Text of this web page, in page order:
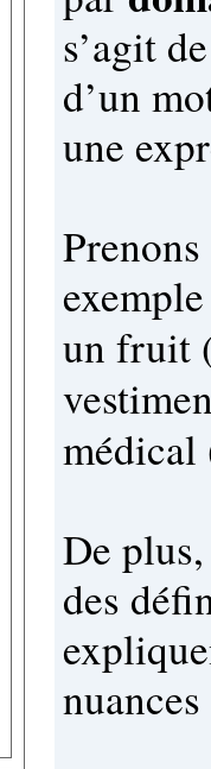
s’agit
d’un
une
un fruit
médical
De
des